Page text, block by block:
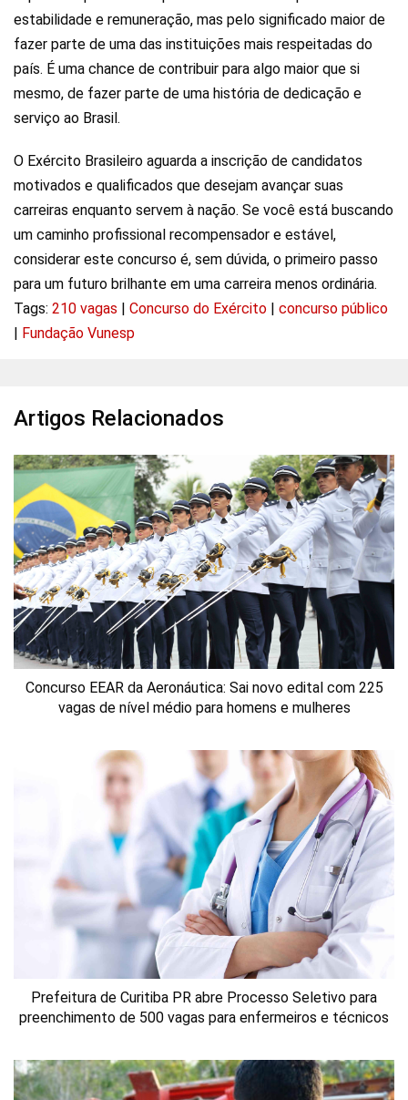
estabilidade e remuneração, mas pelo significado maior de
fazer parte de uma das instituições mais respeitadas do
país. É uma chance de contribuir para algo maior que si
mesmo, de fazer parte de uma história de dedicação e
serviço ao Brasil.
O Exército Brasileiro aguarda a inscrição de candidatos
motivados e qualificados que desejam avançar suas
carreiras enquanto servem à nação. Se você está buscando
um caminho profissional recompensador e estável,
considerar este concurso é, sem dúvida, o primeiro passo
para um futuro brilhante em uma carreira menos ordinária.
Tags: 210 vagas Concurso do Exército
concurso público
Fundação Vunesp
Artigos Relacionados
Concurso EEAR da Aeronáutica: Sai novo edital com 225
vagas de nível médio para homens e mulheres
Prefeitura de Curitiba PR abre Processo Seletivo para
preenchimento de 500 vagas para enfermeiros e técnicos